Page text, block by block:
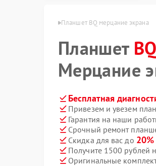
BQ в Красноярске Планшет BQ мерцание экрана
Планшет BQ
Мерцание
Бесплатная
Привезем и увезем
Гарантия на наши
Срочный ремонт
Скидка для вас до 20%
Получите 1500 рублей
Оригинальные